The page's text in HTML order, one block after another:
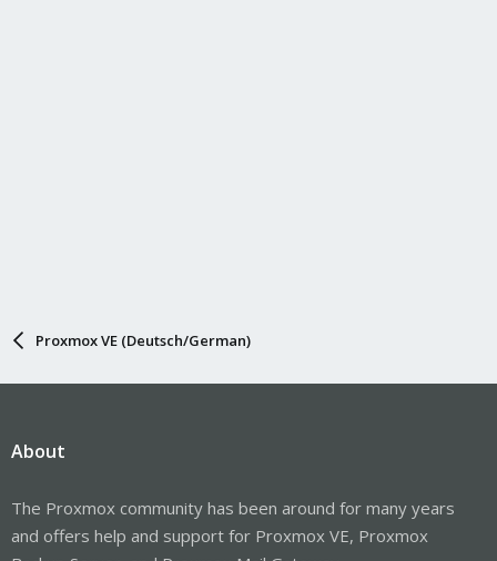
Proxmox VE (Deutsch/German)
About
The Proxmox community has been around for many years
and offers help and support for Proxmox VE, Proxmox